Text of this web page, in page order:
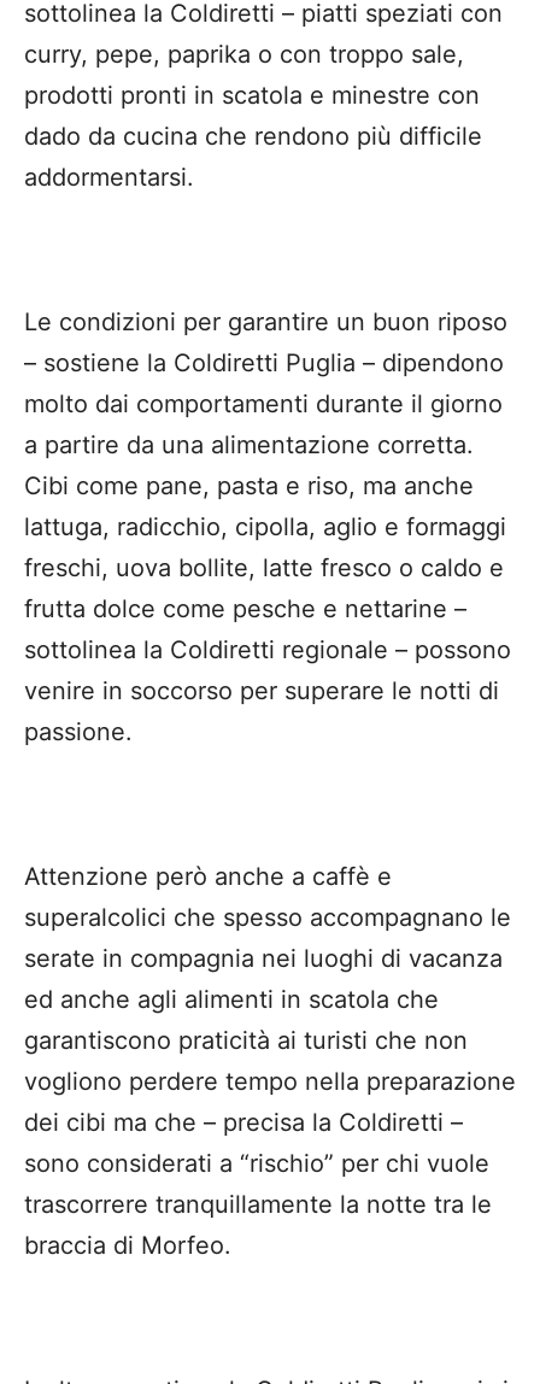
sottolinea la Coldiretti – piatti speziati con
curry, pepe, paprika o con troppo sale,
prodotti pronti in scatola e minestre con
dado da cucina che rendono più difficile
addormentarsi.
Le condizioni per garantire un buon riposo
– sostiene la Coldiretti Puglia – dipendono
molto dai comportamenti durante il giorno
a partire da una alimentazione corretta.
Cibi come pane, pasta e riso, ma anche
lattuga, radicchio, cipolla, aglio e formaggi
freschi, uova bollite, latte fresco o caldo e
frutta dolce come pesche e nettarine –
sottolinea la Coldiretti regionale – possono
venire in soccorso per superare le notti di
passione.
Attenzione però anche a caffè e
superalcolici che spesso accompagnano le
serate in compagnia nei luoghi di vacanza
ed anche agli alimenti in scatola che
garantiscono praticità ai turisti che non
vogliono perdere tempo nella preparazione
dei cibi ma che – precisa la Coldiretti –
sono considerati a “rischio” per chi vuole
trascorrere tranquillamente la notte tra le
braccia di Morfeo.